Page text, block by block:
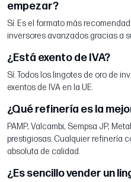
empezar?
Sí. Es el formato más
inversores avanzados gracias a
¿Está exento de IVA?
Sí. Todos los lingotes de oro de
exentos de IVA en la UE.
¿Qué refinería es la
PAMP, Valcambi, Sempsa JP,
prestigiosas. Cualquier refinería
absoluta de calidad.
¿Es sencillo vender un